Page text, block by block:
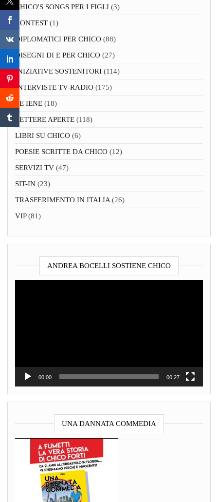
CHICO'S SONGS PER I FIGLI (3)
CONTEST (1)
DIPLOMATICI PER CHICO (88)
DISEGNI DI E PER CHICO (27)
INIZIATIVE SOSTENITORI (114)
INTERVISTE TV-RADIO (175)
LE IENE (18)
LETTERE APERTE (118)
LIBRI SU CHICO (6)
POESIE SCRITTE DA CHICO (12)
SERVIZI TV (47)
SIT-IN (23)
TRASFERIMENTO IN ITALIA(26)
VIP(81)
ANDREA BOCELLI SOSTIENE CHICO
00:00 00:27
UNA DANNATA COMMEDIA